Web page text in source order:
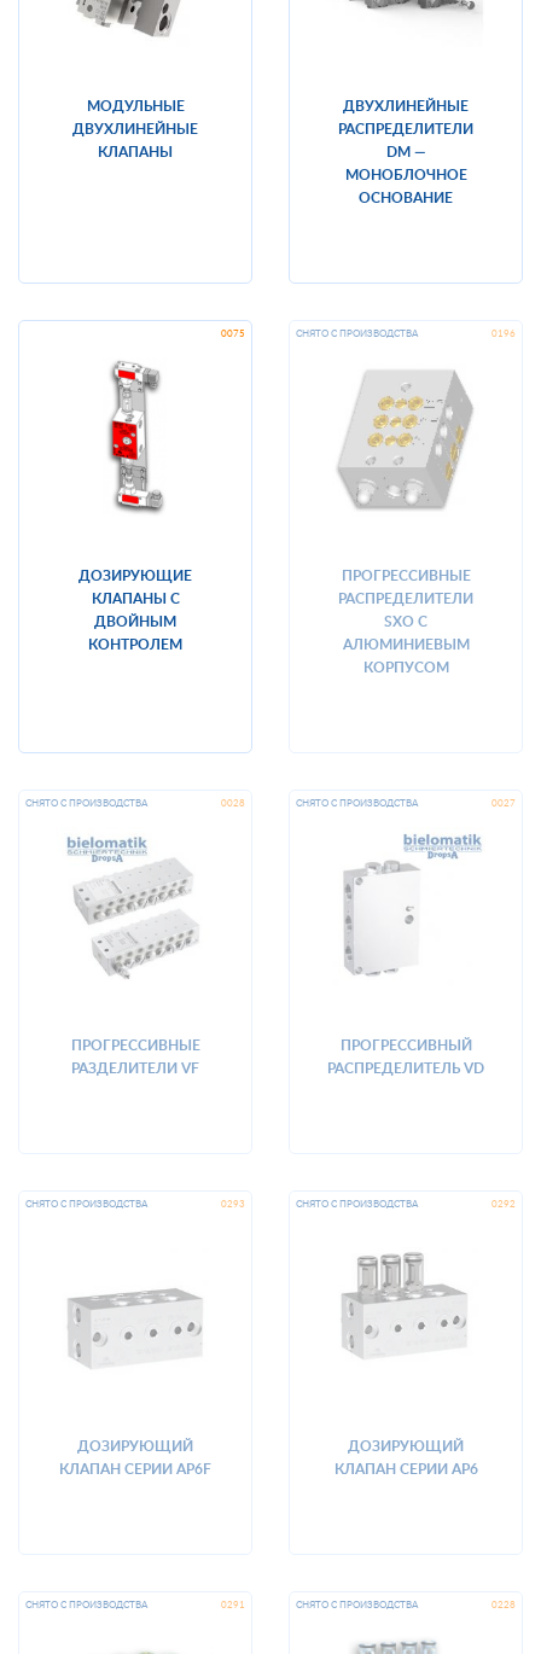
МОДУЛЬНЫЕ
ДВУХЛИНЕЙНЫЕ
КЛАПАНЫ
ДВУХЛИНЕЙНЫЕ
РАСПРЕДЕЛИТЕЛИ
DM —
МОНОБЛОЧНОЕ
ОСНОВАНИЕ
ДОЗИРУЮЩИЕ
КЛАПАНЫ С
ДВОЙНЫМ
КОНТРОЛЕМ
ПРОГРЕССИВНЫЕ
РАСПРЕДЕЛИТЕЛИ
SXO С
АЛЮМИНИЕВЫМ
КОРПУСОМ
ПРОГРЕССИВНЫЕ
РАЗДЕЛИТЕЛИ VF
ПРОГРЕССИВНЫЙ
РАСПРЕДЕЛИТЕЛЬ VD
ДОЗИРУЮЩИЙ
КЛАПАН СЕРИИ AP6F
ДОЗИРУЮЩИЙ
КЛАПАН СЕРИИ AP6